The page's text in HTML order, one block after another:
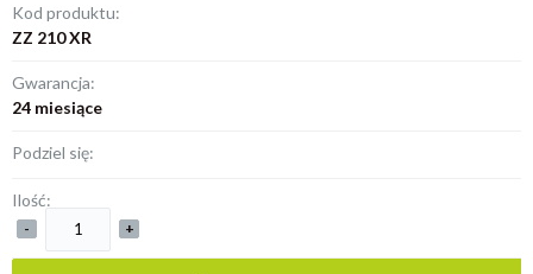
Kod produktu:
ZZ 210 XR
Gwarancja:
24 miesiące
Podziel się:
Ilość:
- +